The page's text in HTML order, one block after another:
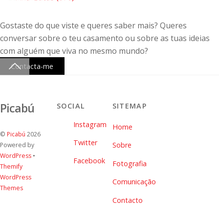
João
Casa |
Andreia &
Rui
casamento
Casamento
íntimo na
praia de
Gostaste do que viste e queres saber mais? Queres
conversar sobre o teu casamento ou sobre as tuas ideias
com alguém que viva no mesmo mundo?
Contacta-me
Picabú
© Picabú 2026
Powered by
WordPress •
Themify
WordPress
Themes
SOCIAL
Instagram
Twitter
Facebook
SITEMAP
Home
Sobre
Fotografia
Comunicação
Contacto